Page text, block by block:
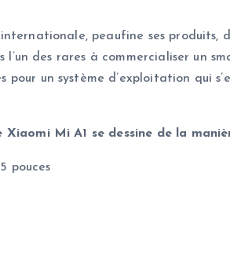
peaufine ses
des rares à commercialiser un
un système d’exploitation qui
Mi A1 se dessine de la
pouces